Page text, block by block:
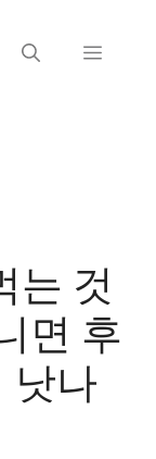
Menu
는 것
면 후
낫나